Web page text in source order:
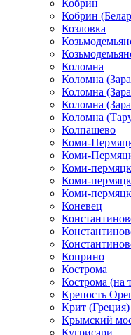
Кобрин
Кобрин
Козловка
Коломна
Коломна
Коломна
Коломна
Коломна
Колпашево
Коми-
Коми-
Коми-
Коми-
Коми-
Коневец
Коприно
Кострома
Кострома
Крепость
Крит (Греция)
Крымский
Кугрисари